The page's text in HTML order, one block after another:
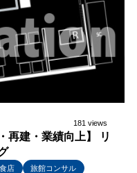
181 views
再建・業績向上】 リ
店
旅館コンサル